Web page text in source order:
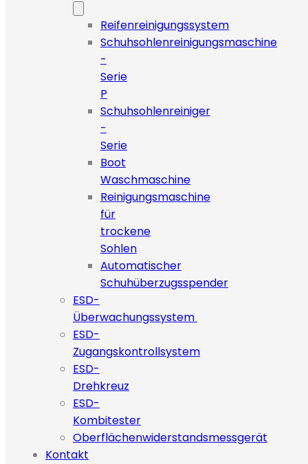
Reifenreinigungssystem
Schuhsohlenreinigungsmaschine
-
Serie
P
Schuhsohlenreiniger
-
Serie
Boot
Waschmaschine
Reinigungsmaschine
für
trockene
Sohlen
Automatischer
Schuhüberzugsspender
ESD-
Überwachungssystem
ESD-
Zugangskontrollsystem
ESD-
Drehkreuz
ESD-
Kombitester
Oberflächenwiderstandsmessgerät
Kontakt